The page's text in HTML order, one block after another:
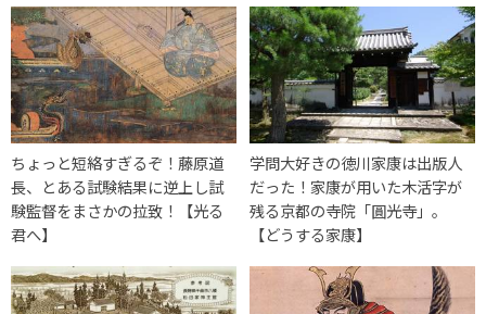
ちょっと短絡すぎるぞ！藤原道
長、とある試験結果に逆上し試
験監督をまさかの拉致！【光る
君へ】
学問大好きの徳川家康は出版人
だった！家康が用いた木活字が
残る京都の寺院「圓光寺」。
【どうする家康】